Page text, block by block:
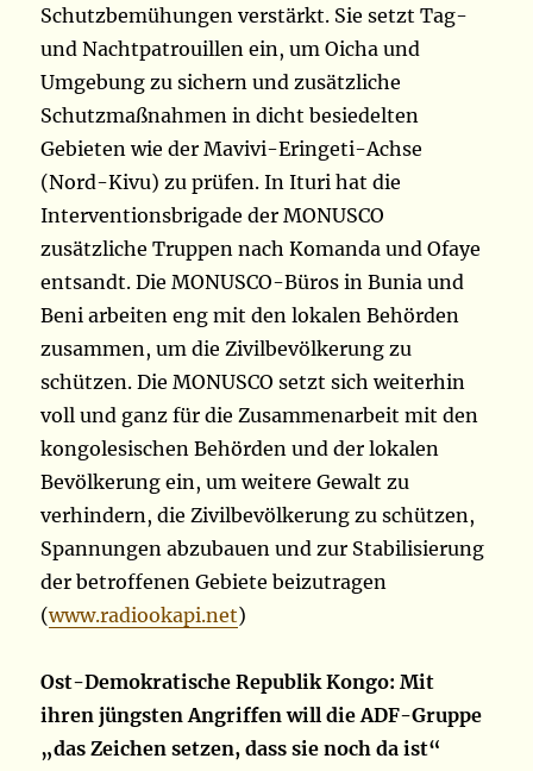
Schutzbemühungen verstärkt. Sie setzt Tag-
und Nachtpatrouillen ein, um Oicha und
Umgebung zu sichern und zusätzliche
Schutzmaßnahmen in dicht besiedelten
Gebieten wie der Mavivi-Eringeti-Achse
(Nord-Kivu) zu prüfen. In Ituri hat die
Interventionsbrigade der MONUSCO
zusätzliche Truppen nach Komanda und Ofaye
entsandt. Die MONUSCO-Büros in Bunia und
Beni arbeiten eng mit den lokalen Behörden
zusammen, um die Zivilbevölkerung zu
schützen. Die MONUSCO setzt sich weiterhin
voll und ganz für die Zusammenarbeit mit den
kongolesischen Behörden und der lokalen
Bevölkerung ein, um weitere Gewalt zu
verhindern, die Zivilbevölkerung zu schützen,
Spannungen abzubauen und zur Stabilisierung
der betroffenen Gebiete beizutragen
(www.radiookapi.net)
Ost-Demokratische Republik Kongo: Mit
ihren jüngsten Angriffen will die ADF-Gruppe
„das Zeichen setzen, dass sie noch da ist“